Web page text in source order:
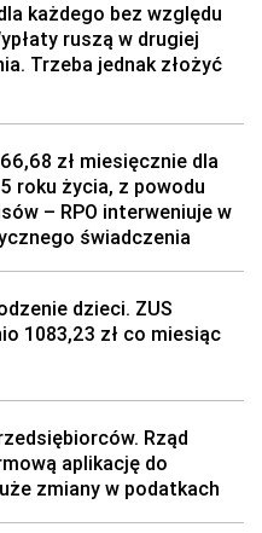
każdego bez względu
ruszą w drugiej
Trzeba jednak złożyć
zł miesięcznie dla
roku życia, z powodu
– RPO interweniuje w
świadczenia
dzieci. ZUS
1083,23 zł co miesiąc
Rząd
aplikację do
zmiany w podatkach